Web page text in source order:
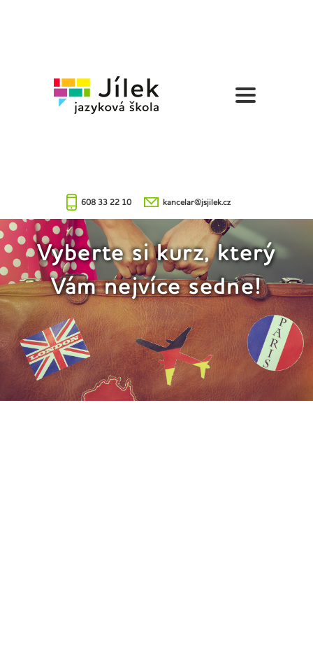
608 33 22 10 kancelar@jsjilek.cz
Vyberte si kurz, který
Vám nejvíce sedne!